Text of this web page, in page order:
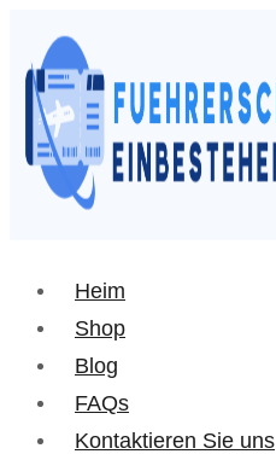
Heim
Shop
Blog
FAQs
Kontaktieren Sie uns